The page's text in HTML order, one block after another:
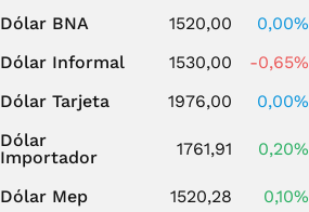
Dólar BNA 1520,00
0,00%
Dólar Informal
1530,00
-0,65%
Dólar Tarjeta
1976,00
0,00%
Dólar
Importador
1761,91 0,20%
Dólar Mep 1520,28
0,10%